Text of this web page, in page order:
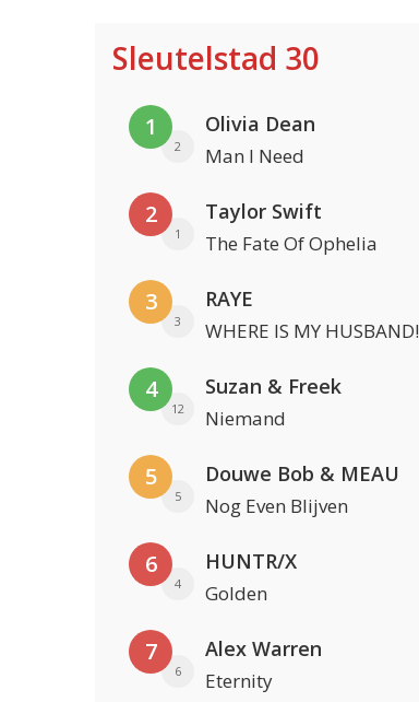
Sleutelstad 30
1
2
Olivia Dean
Man I Need
2
1
Taylor Swift
The Fate Of Ophelia
3
3
RAYE
WHERE IS MY HUSBAND!
4
12
Suzan & Freek
Niemand
5
5
Douwe Bob & MEAU
Nog Even Blijven
6
4
HUNTR/X
Golden
7
6
Alex Warren
Eternity